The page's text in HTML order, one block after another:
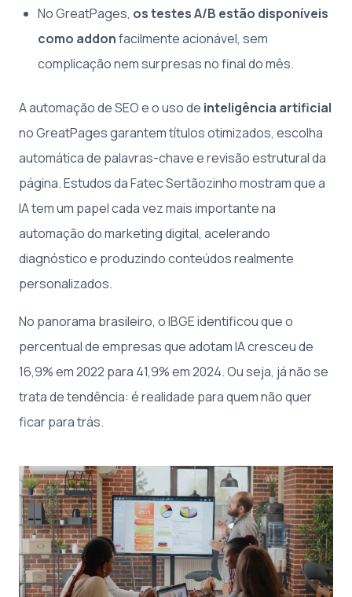
No GreatPages, os testes A/B estão disponíveis
como addonfacilmente acionável, sem
complicação nem surpresas no final do mês.
A automação de SEO e o uso de inteligência artificial
no GreatPages garantem títulos otimizados, escolha
automática de palavras-chave e revisão estrutural da
página. Estudos daFatec Sertãozinhomostram que a
IA tem um papel cada vez mais importante na
automação do marketing digital, acelerando
diagnóstico e produzindo conteúdos realmente
personalizados.
No panorama brasileiro, oIBGEidentificou que o
percentual de empresas que adotam IA cresceu de
16,9% em 2022 para 41,9% em 2024. Ou seja, já não se
trata de tendência: é realidade para quem não quer
ficar para trás.